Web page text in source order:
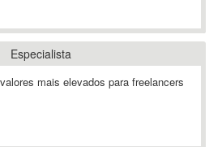
Especialista
mais elevados para freelancers